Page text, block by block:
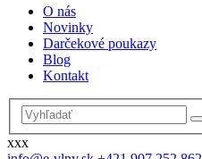
O nás
Novinky
Darčekové poukazy
Blog
Kontakt
xxx